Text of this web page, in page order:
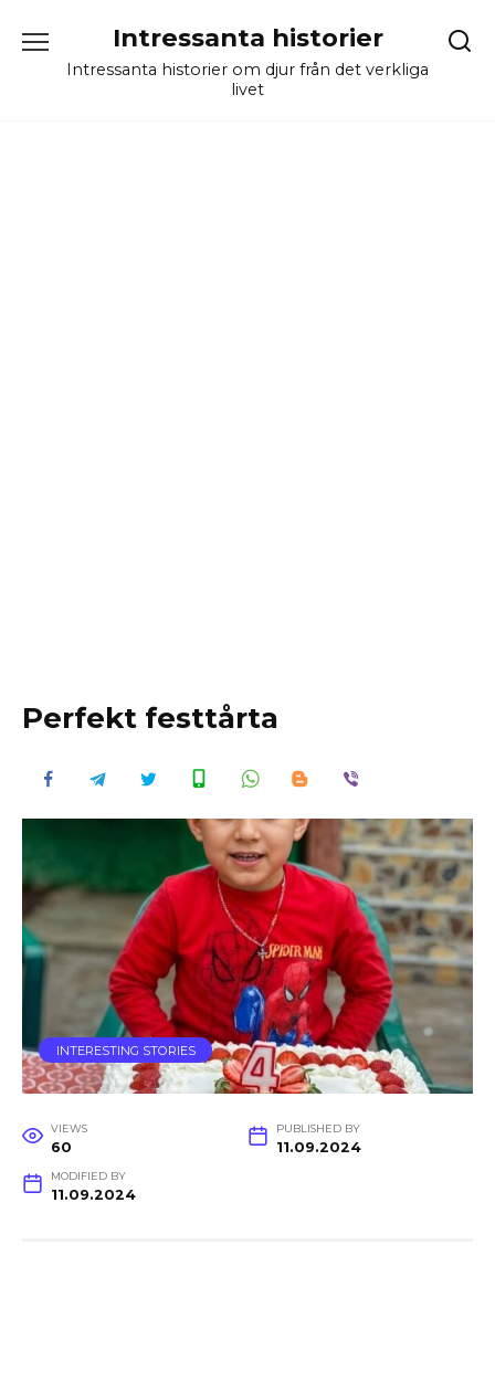
content
Intressanta historier
Intressanta historier om djur från det verkliga
livet
Perfekt festtårta
INTERESTING STORIES
VIEWS
60
PUBLISHED BY
11.09.2024
MODIFIED BY
11.09.2024